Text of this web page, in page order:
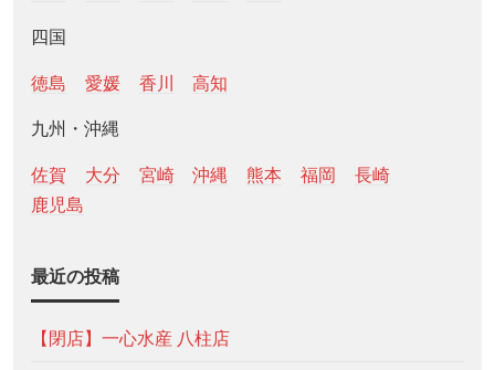
四国
徳島 愛媛 香川 高知
九州・沖縄
佐賀 大分 宮崎 沖縄 熊本 福岡
長崎
鹿児島
最近の投稿
【閉店】一心水産 八柱店